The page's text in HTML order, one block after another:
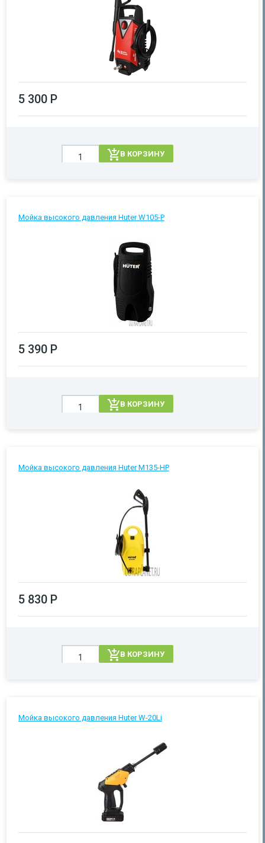
5 300 Р
В КОРЗИНУ
Мойка высокого давления Huter W105-Р
5 390 Р
В КОРЗИНУ
Мойка высокого давления Huter М135-НР
5 830 Р
В КОРЗИНУ
Мойка высокого давления Huter W-20Li